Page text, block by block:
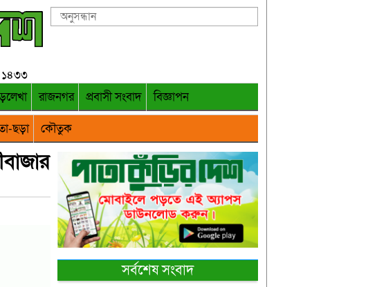
১৪৩৩
রাজনগর প্রবাসী সংবাদ
বিজ্ঞাপন
ছড়া কৌতুক
সর্বশেষ সংবাদ